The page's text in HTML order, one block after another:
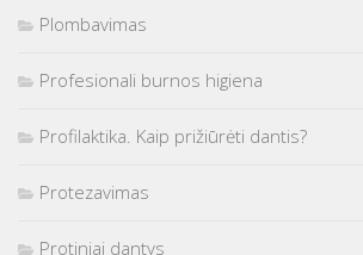
Plombavimas
Profesionali burnos higiena
Profilaktika. Kaip prižiūrėti dantis?
Protezavimas
Protiniai dantys